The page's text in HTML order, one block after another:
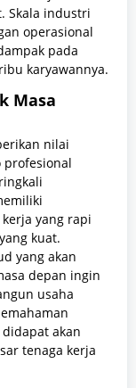
Skala industri
operasional
pada
karyawannya.
Masa
nilai
profesional
yang rapi
kuat.
yang akan
depan ingin
usaha
akan
tenaga kerja